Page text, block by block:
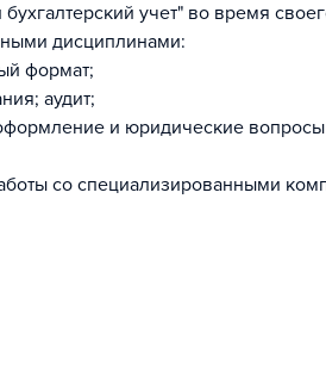
учет" во время
дисциплинами:
формат;
аудит;
и юридические
со специализированными